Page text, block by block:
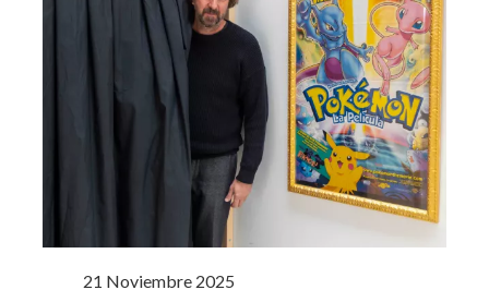
21 Noviembre 2025